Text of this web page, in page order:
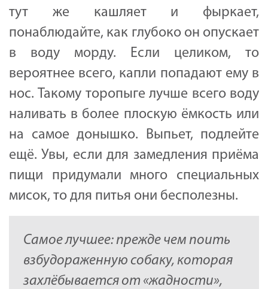
тут же кашляет и фыркает,
понаблюдайте, как глубоко он опускает
в воду морду. Если целиком, то
вероятнее всего, капли попадают ему в
нос. Такому торопыге лучше всего воду
наливать в более плоскую ёмкость или
на самое донышко. Выпьет, подлейте
ещё. Увы, если для замедления приёма
пищи придумали много специальных
мисок, то для питья они бесполезны.
Самое лучшее: прежде чем поить
взбудораженную собаку, которая
захлёбывается от «жадности»,